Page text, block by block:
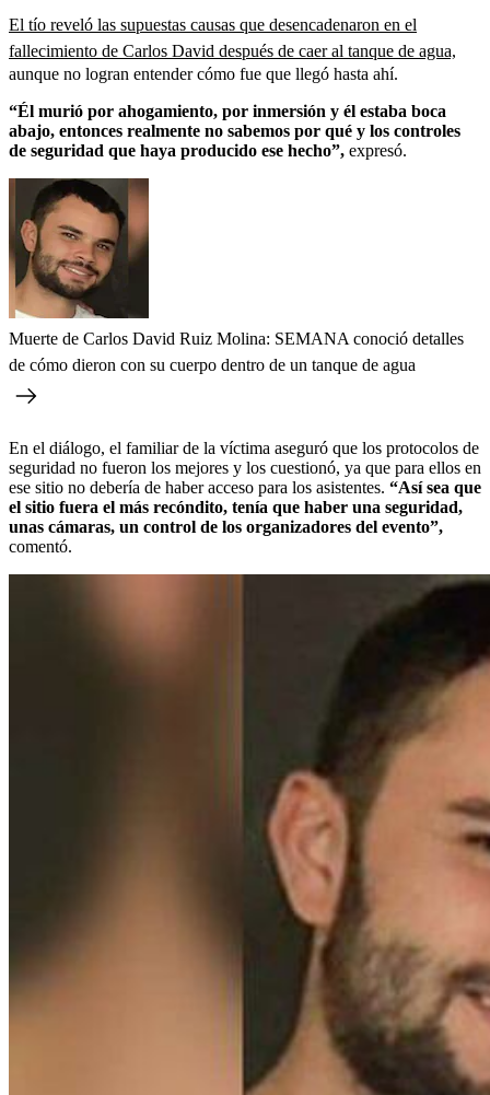
El tío reveló las supuestas causas que desencadenaron en el
fallecimiento de Carlos David después de caer al tanque de agua,
aunque no logran entender cómo fue que llegó hasta ahí.
“Él murió por ahogamiento, por inmersión y él estaba boca
abajo, entonces realmente no sabemos por qué y los controles
de seguridad que haya producido ese hecho”, expresó.
Muerte de Carlos David Ruiz Molina: SEMANA conoció detalles
de cómo dieron con su cuerpo dentro de un tanque de agua
En el diálogo, el familiar de la víctima aseguró que los protocolos de
seguridad no fueron los mejores y los cuestionó, ya que para ellos en
ese sitio no debería de haber acceso para los asistentes. “Así sea que
el sitio fuera el más recóndito, tenía que haber una seguridad,
unas cámaras, un control de los organizadores del evento”,
comentó.